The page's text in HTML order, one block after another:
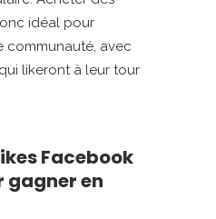
idéal pour
communauté, avec
likeront à leur tour
Facebook
gagner en